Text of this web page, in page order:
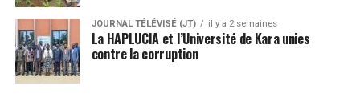
JOURNAL TÉLÉVISÉ (JT) il y a 2 semaines
La HAPLUCIA et l’Université de Kara unies
contre la corruption